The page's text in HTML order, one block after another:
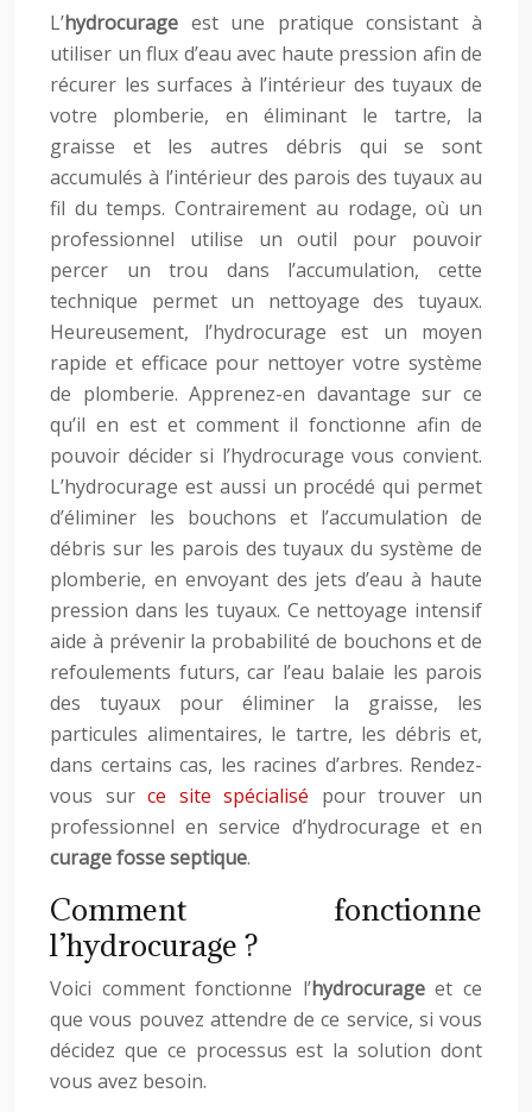
L’hydrocurage est une pratique consistant à
utiliser un flux d’eau avec haute pression afin de
récurer les surfaces à l’intérieur des tuyaux de
votre plomberie, en éliminant le tartre, la
graisse et les autres débris qui se sont
accumulés à l’intérieur des parois des tuyaux au
fil du temps. Contrairement au rodage, où un
professionnel utilise un outil pour pouvoir
percer un trou dans l’accumulation, cette
technique permet un nettoyage des tuyaux.
Heureusement, l’hydrocurage est un moyen
rapide et efficace pour nettoyer votre système
de plomberie. Apprenez-en davantage sur ce
qu’il en est et comment il fonctionne afin de
pouvoir décider si l’hydrocurage vous convient.
L’hydrocurage est aussi un procédé qui permet
d’éliminer les bouchons et l’accumulation de
débris sur les parois des tuyaux du système de
plomberie, en envoyant des jets d’eau à haute
pression dans les tuyaux. Ce nettoyage intensif
aide à prévenir la probabilité de bouchons et de
refoulements futurs, car l’eau balaie les parois
des tuyaux pour éliminer la graisse, les
particules alimentaires, le tartre, les débris et,
dans certains cas, les racines d’arbres. Rendez-
vous surce site spécialisé pour trouver un
professionnel en service d’hydrocurage et en
curage fosse septique.
Comment fonctionne
l’hydrocurage ?
Voici comment fonctionne l’hydrocurageet ce
que vous pouvez attendre de ce service, si vous
décidez que ce processus est la solution dont
vous avez besoin.